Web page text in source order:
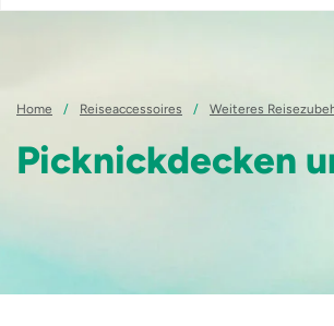
Home / Reiseaccessoires / Weiteres
Picknickdecken